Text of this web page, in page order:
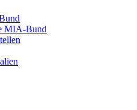
MIA-Bund